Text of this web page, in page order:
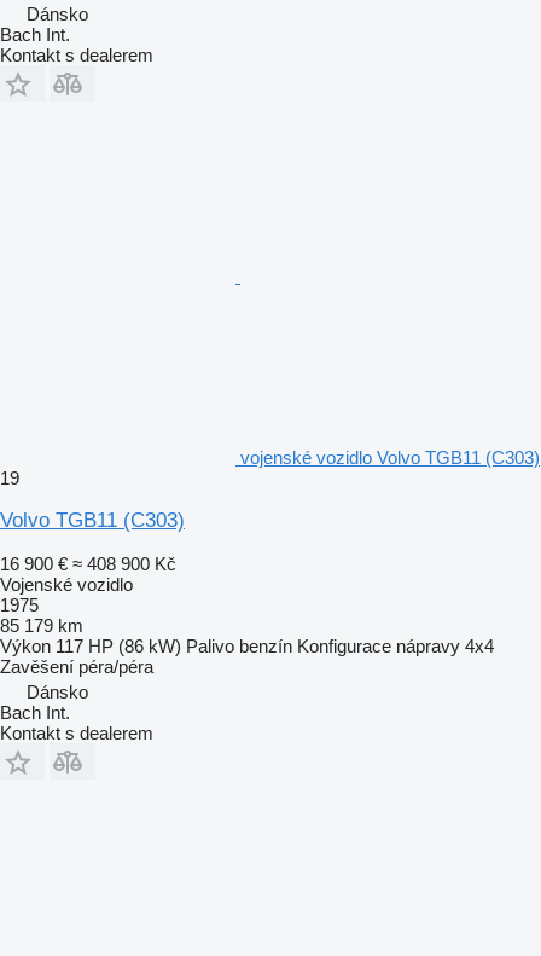
Dánsko
Bach Int.
Kontakt s dealerem
vojenské vozidlo Volvo TGB11 (C303)
19
Volvo TGB11 (C303)
16 900 € ≈ 408 900 Kč
Vojenské vozidlo
1975
85 179 km
Výkon 117 HP (86 kW) Palivo benzín Konfigurace nápravy 4x4
Zavěšení péra/péra
Dánsko
Bach Int.
Kontakt s dealerem